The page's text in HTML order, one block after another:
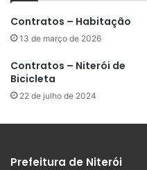
Contratos – Habitação
13 de março de 2026
Contratos – Niterói de
Bicicleta
22 de julho de 2024
Prefeitura de Niterói